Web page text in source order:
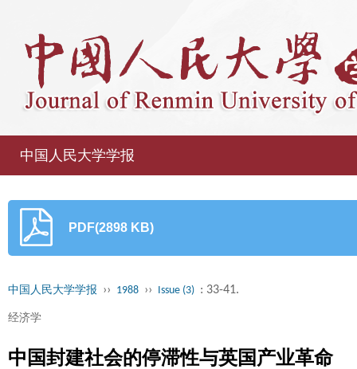
中国人民大学学报
PDF(2898 KB)
中国人民大学学报 ›› 1988 ›› Issue (3) : 33-41.
经济学
中国封建社会的停滞性与英国产业革命